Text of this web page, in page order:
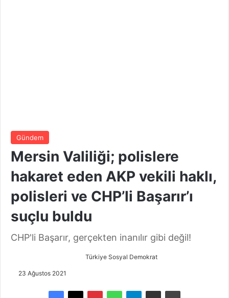
Gündem
Mersin Valiliği; polislere
hakaret eden AKP vekili haklı,
polisleri ve CHP’li Başarır’ı
suçlu buldu
CHP'li Başarır, gerçekten inanılır gibi değil!
Türkiye Sosyal Demokrat
e
23 Ağustos 2021